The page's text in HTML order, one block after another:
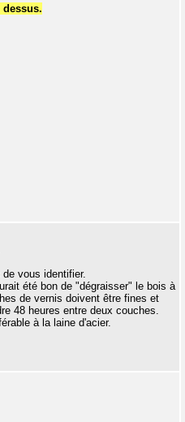
de vous identifier.
été bon de "dégraisser" le bois à
de vernis doivent être fines et
48 heures entre deux couches.
à la laine d'acier.